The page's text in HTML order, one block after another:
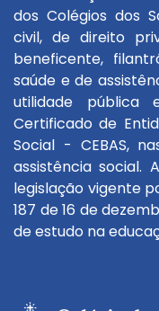
dos Colégios dos
civil, de direito
beneficente,
saúde e de
utilidade pública
Certificado de
Social - CEBAS,
assistência social.
legislação vigente
187 de 16 de
de estudo na